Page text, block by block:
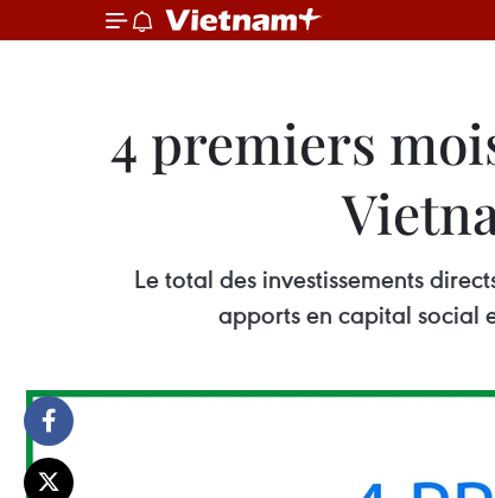
4 premiers
Le total des investissements
apports en capital social